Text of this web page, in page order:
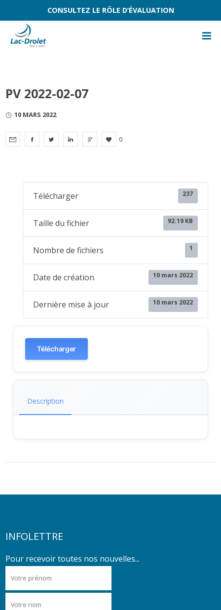
CONSULTEZ LE RÔLE D’ÉVALUATION
PV 2022-02-07
10 MARS 2022
0
Télécharger 237
Taille du fichier 92.19 KB
Nombre de fichiers 1
Date de création 10 mars 2022
Dernière mise à jour 10 mars 2022
Télécharger
Description
INFOLETTRE
Pour recevoir toutes nos nouvelles...